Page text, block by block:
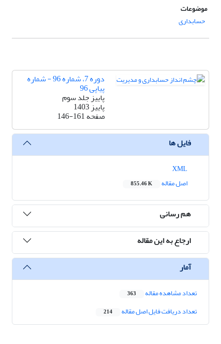
موضوعات
حسابداری
دوره 7، شماره 96 - شماره
پیاپی 96
پاییز جلد سوم
پاییز 1403
صفحه146-161
فایل ها
اصل مقاله
855.46 K
هم رسانی
ارجاع به این مقاله
آمار
تعداد مشاهده مقاله 363
تعداد دریافت فایل اصل مقاله 214